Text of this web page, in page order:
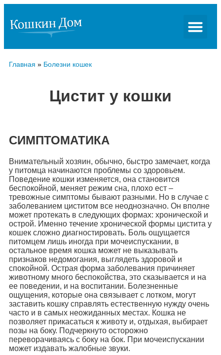
Главная » Болезни кошек
Цистит у кошки
СИМПТОМАТИКА
Внимательный хозяин, обычно, быстро замечает, когда
у питомца начинаются проблемы со здоровьем.
Поведение кошки изменяется, она становится
беспокойной, меняет режим сна, плохо ест –
тревожные симптомы бывают разными. Но в случае с
заболеванием циститом все неоднозначно. Он вполне
может протекать в следующих формах: хронической и
острой. Именно течение хронической формы цистита у
кошек сложно диагностировать. Боль ощущается
питомцем лишь иногда при мочеиспускании, в
остальное время кошка может не выказывать
признаков недомогания, выглядеть здоровой и
спокойной. Острая форма заболевания причиняет
животному много беспокойства, это сказывается и на
ее поведении, и на воспитании. Болезненные
ощущения, которые она связывает с лотком, могут
заставить кошку справлять естественную нужду очень
часто и в самых неожиданных местах. Кошка не
позволяет прикасаться к животу и, отдыхая, выбирает
позы на боку. Подчеркнуто осторожно
переворачиваясь с боку на бок. При мочеиспускании
может издавать жалобные звуки.